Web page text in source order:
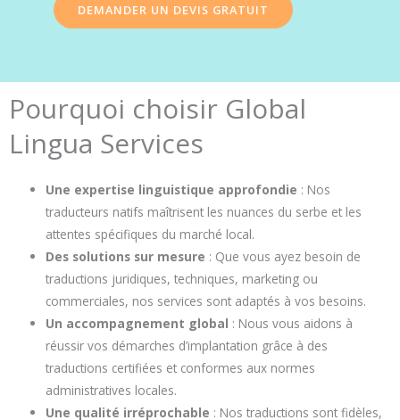
DEMANDER UN DEVIS GRATUIT
Pourquoi choisir Global
Lingua Services
Une expertise linguistique approfondie : Nos
traducteurs natifs maîtrisent les nuances du serbe et les
attentes spécifiques du marché local.
Des solutions sur mesure : Que vous ayez besoin de
traductions juridiques, techniques, marketing ou
commerciales, nos services sont adaptés à vos besoins.
Un accompagnement global : Nous vous aidons à
réussir vos démarches d’implantation grâce à des
traductions certifiées et conformes aux normes
administratives locales.
Une qualité irréprochable : Nos traductions sont fidèles,